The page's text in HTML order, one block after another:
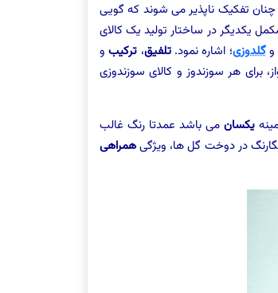
چنان تفکیک ناپذیر می شوند که گویی
یکدیگر در ساختار تولید یک کالای
وگلدوزی؛ اشاره نمود.تلفیق، ترکیبو
برای هر سوزندوز و کالای سوزندوزی
یکسان می باشد عمدتا رنگ غالب
در دوخت گل ها، ویژگیهمراهی